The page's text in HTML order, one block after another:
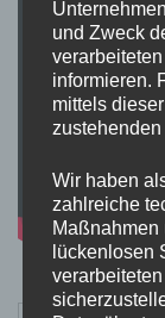
und Zweck
informieren.
mittels
Wir haben
zahlreiche
Maßnahmen
lückenlosen